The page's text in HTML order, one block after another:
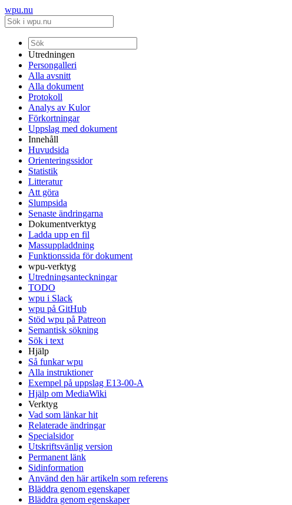
wpu.nu
Utredningen
Persongalleri
Alla avsnitt
Alla dokument
Protokoll
Analys av Kulor
Förkortningar
Uppslag med dokument
Innehåll
Huvudsida
Orienteringssidor
Statistik
Litteratur
Att göra
Slumpsida
Senaste ändringarna
Dokumentverktyg
Ladda upp en fil
Massuppladdning
Funktionssida för dokument
wpu-verktyg
Utredningsanteckningar
TODO
wpu i Slack
wpu på GitHub
Stöd wpu på Patreon
Semantisk sökning
Sök i text
Hjälp
Så funkar wpu
Alla instruktioner
Exempel på uppslag E13-00-A
Hjälp om MediaWiki
Verktyg
Vad som länkar hit
Relaterade ändringar
Specialsidor
Utskriftsvänlig version
Permanent länk
Sidinformation
Använd den här artikeln som referens
Bläddra genom egenskaper
Bläddra genom egenskaper